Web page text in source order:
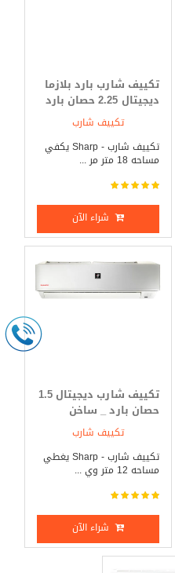
تكييف شارب بارد بلازما
ديجيتال 2.25 حصان بارد
تكييف شارب
تكييف شارب - Sharp يكفي
مساحه 18 متر مر ...
شراء الآن
تكييف شارب ديجيتال 1.5
حصان بارد _ ساخن
تكييف شارب
تكييف شارب - Sharp يغطي
مساحه 12 متر وي ...
شراء الآن